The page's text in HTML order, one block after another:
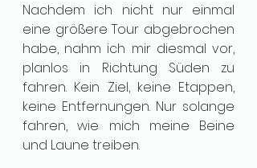
Nachdem ich nicht nur einmal
eine größere Tour abgebrochen
habe, nahm ich mir diesmal vor,
planlos in Richtung Süden zu
fahren. Kein Ziel, keine Etappen,
keine Entfernungen. Nur solange
fahren, wie mich meine Beine
und Laune treiben.